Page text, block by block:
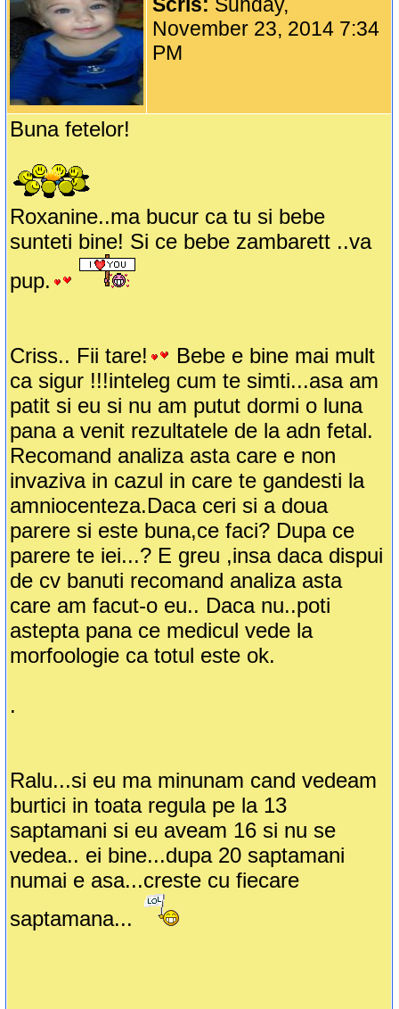
Scris: Sunday,
November 23, 2014 7:34
PM
Buna fetelor!
Roxanine..ma bucur ca tu si bebe
sunteti bine! Si ce bebe zambarett ..va
pup.
Criss.. Fii tare!
Bebe e bine mai mult
ca sigur !!!inteleg cum te simti...asa am
patit si eu si nu am putut dormi o luna
pana a venit rezultatele de la adn fetal.
Recomand analiza asta care e non
invaziva in cazul in care te gandesti la
amniocenteza.Daca ceri si a doua
parere si este buna,ce faci? Dupa ce
parere te iei...? E greu ,insa daca dispui
de cv banuti recomand analiza asta
care am facut-o eu.. Daca nu..poti
astepta pana ce medicul vede la
morfoologie ca totul este ok.
.
Ralu...si eu ma minunam cand vedeam
burtici in toata regula pe la 13
saptamani si eu aveam 16 si nu se
vedea.. ei bine...dupa 20 saptamani
numai e asa...creste cu fiecare
saptamana...